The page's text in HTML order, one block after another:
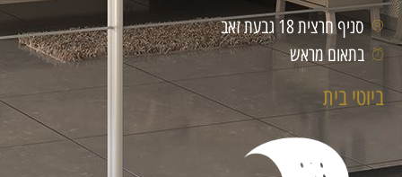
סניף חרצית 18 גבעת זאב
בתאום מראש
ביוטי בית